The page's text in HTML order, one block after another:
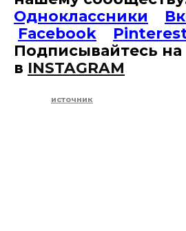
Одноклассники
Facebook
Подписывайтесь на
в INSTAGRAM
источник